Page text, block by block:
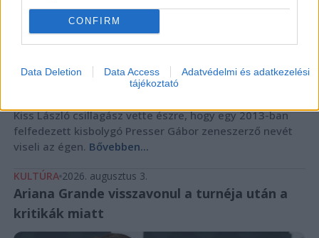
CONFIRM
Data Deletion Data Access
Adatvédelmi és adatkezelési
tájékoztató
Űrkutatás Csillagászat
Kiss László csillagász vette észre, hogy egy 2013-ban
felfedezett kisbolygó Presser Gábor zeneszerző nevét
viseli az égen. Bővebben...
KULTÚRA 2026. augusztus 3.
Ariana Grande visszavonul a turnéja után a
kritikák miatt